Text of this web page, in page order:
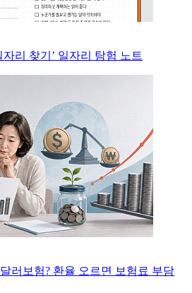
자리 찾기’ 일자리 탐험 노트
러보험? 환율 오르면 보험료 부담